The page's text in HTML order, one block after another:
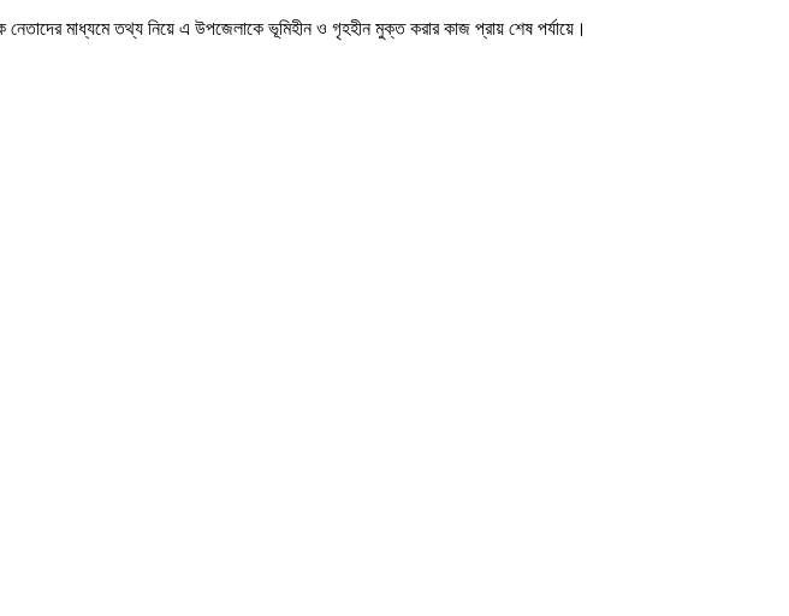
মাধ্যমে তথ্য নিয়ে এ উপজেলাকে ভূমিহীন ও গৃহহীন মুক্ত করার কাজ প্রায় শেষ পর্যায়ে।